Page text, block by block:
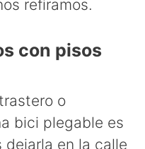
refiramos.
con pisos
o
bici plegable es
en la calle